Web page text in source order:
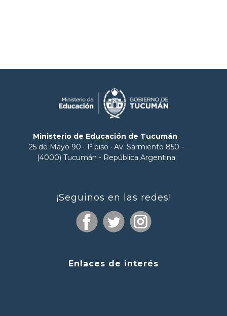
Ministerio de Educación de Tucumán
25 de Mayo 90 · 1º piso · Av. Sarmiento 850 -
(4000) Tucumán - República Argentina
¡Seguinos en las redes!
Enlaces de interés